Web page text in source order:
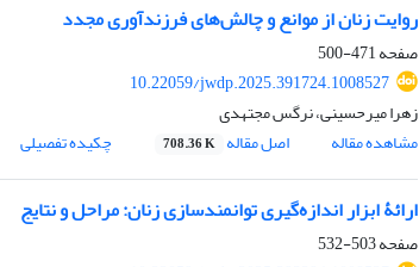
روایت زنان از موانع و چالش‌های فرزندآوری مجدد
صفحه471-500
10.22059/jwdp.2025.391724.1008527
زهرا میرحسینی، نرگس مجتهدی
مشاهده مقاله
اصل مقاله 708.36 K چکیده تفصیلی
ارائۀ ابزار اندازه‌گیری توانمندسازی زنان: مراحل و نتایج
صفحه503-532